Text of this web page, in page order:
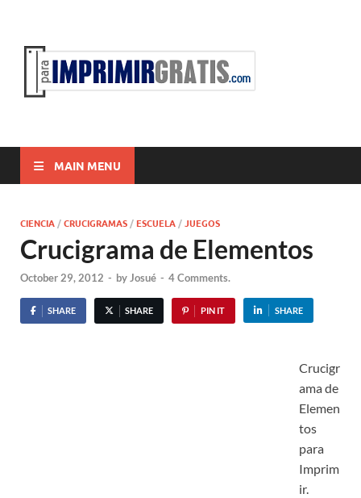
MAIN MENU
CIENCIA /CRUCIGRAMAS /ESCUELA /JUEGOS
Crucigrama de Elementos
October 29, 2012 - byJosué - 4 Comments.
SHARE SHARE PIN IT SHARE
Crucigr
ama de
Elemen
tos
para
Imprim
ir.